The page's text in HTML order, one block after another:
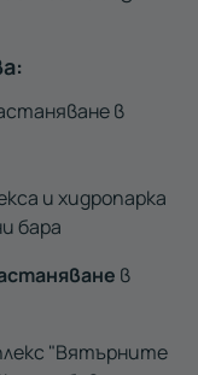
в
и хидропарка
бара
в
"Вятърните